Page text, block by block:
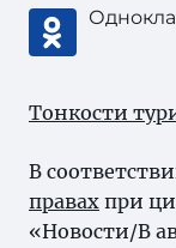
Тонкости
В
правах при
«Новости/В